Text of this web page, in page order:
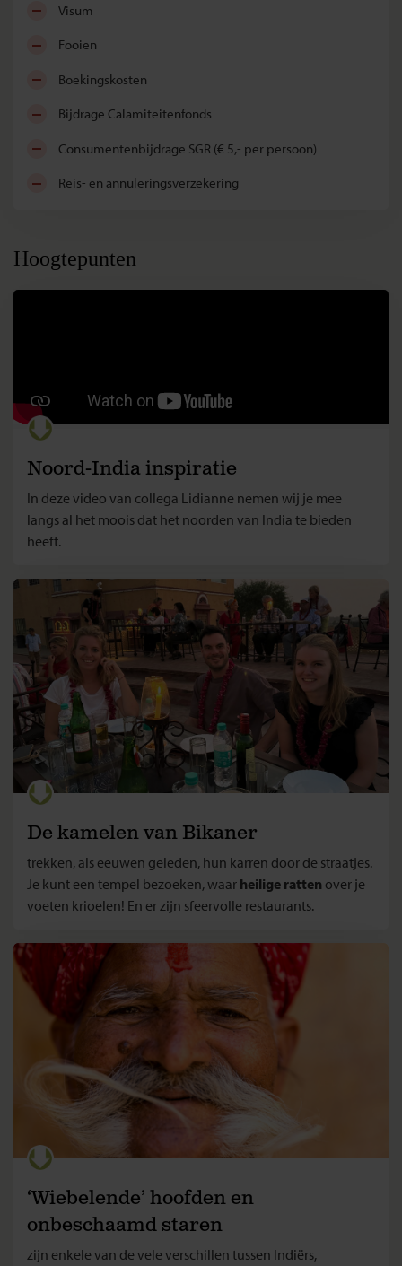
visum
fooien
boekingskosten
bijdrage Calamiteitenfonds
consumentenbijdrage SGR (€ 5,- per persoon)
reis- en annuleringsverzekering
Hoogtepunten
Noord-India inspiratie
In deze video van collega Lidianne nemen wij je mee
langs al het moois dat het noorden van India te bieden
heeft.
De kamelen van Bikaner
trekken, als eeuwen geleden, hun karren door de straatjes.
Je kunt een tempel bezoeken, waar heilige ratten over je
voeten krioelen! En er zijn sfeervolle restaurants.
‘Wiebelende’ hoofden en
onbeschaamd staren
zijn enkele van de vele verschillen tussen Indiërs,